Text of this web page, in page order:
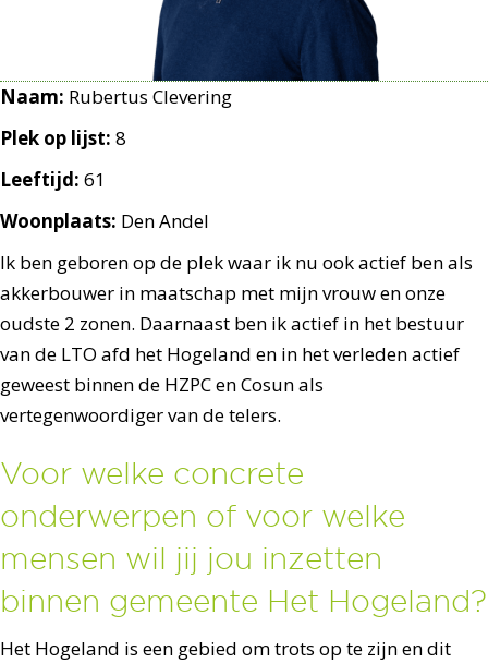
Ik ben geboren op de plek waar ik nu ook actief ben als
akkerbouwer in maatschap met mijn vrouw en onze
oudste 2 zonen. Daarnaast ben ik actief in het bestuur
van de LTO afd het Hogeland en in het verleden actief
geweest binnen de HZPC en Cosun als
vertegenwoordiger van de telers.
Voor welke concrete
onderwerpen of voor welke
mensen wil jij jou inzetten
binnen gemeente Het Hogeland?
Het Hogeland is een gebied om trots op te zijn en dit
Naam: Rubertus Clevering
Plek op lijst: 8
Leeftijd: 61
Woonplaats: Den Andel